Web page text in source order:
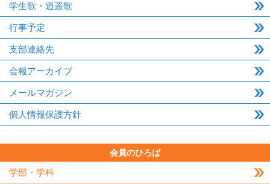
学生歌・逍遥歌
行事予定
支部連絡先
会報アーカイブ
メールマガジン
個人情報保護方針
会員のひろば
学部・学科